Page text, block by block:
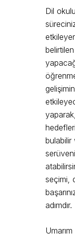
Dil
bulabilir
seçimi,
adımdır.